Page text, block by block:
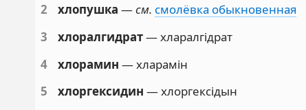
2
хлопушка —см. смолёвка обыкновенная
3
хлоралгидрат— хларалгідрат
4
хлорамин — хларамін
5
хлоргексидин — хлоргексідын